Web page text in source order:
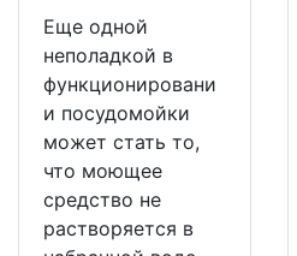
Еще одной
неполадкой в
функционировани
и посудомойки
может стать то,
что моющее
средство не
растворяется в